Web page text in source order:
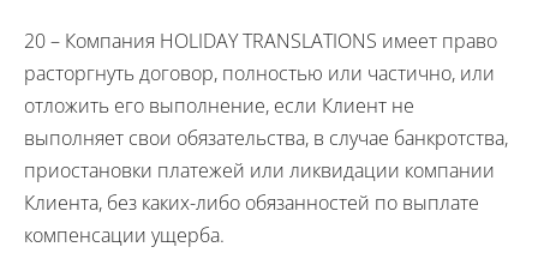
20 – Компания HOLIDAYTRANSLATIONS имеет право
расторгнуть договор, полностью или частично, или
отложить его выполнение, если Клиент не
выполняет свои обязательства, в случае банкротства,
приостановки платежей или ликвидации компании
Клиента, без каких-либо обязанностей по выплате
компенсации ущерба.